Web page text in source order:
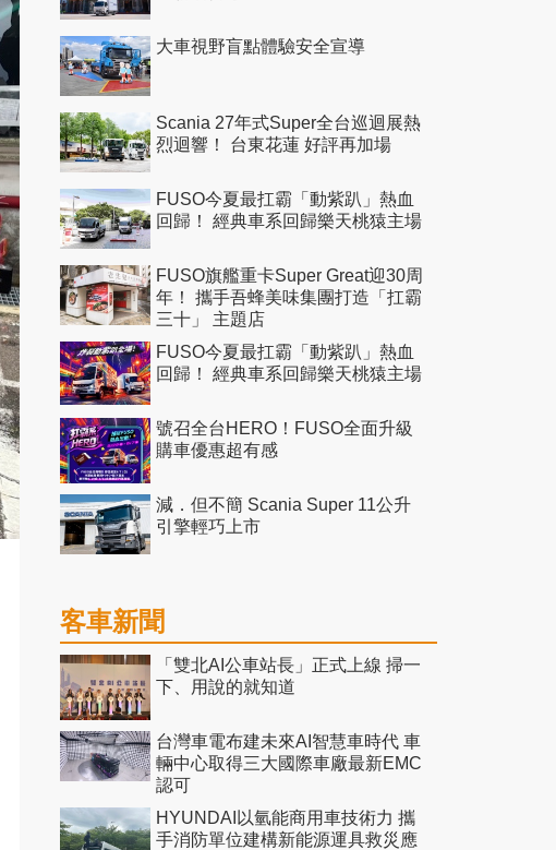
大車視野盲點體驗安全宣導
Scania 27年式Super全台巡迴展熱
烈迴響！ 台東花蓮 好評再加場
FUSO今夏最扛霸「動紫趴」熱血
回歸！ 經典車系回歸樂天桃猿主場
FUSO旗艦重卡Super Great迎30周
年！ 攜手吾蜂美味集團打造「扛霸
三十」 主題店
FUSO今夏最扛霸「動紫趴」熱血
回歸！ 經典車系回歸樂天桃猿主場
號召全台HERO！FUSO全面升級
購車優惠超有感
減．但不簡 Scania Super 11公升
引擎輕巧上市
客車新聞
「雙北AI公車站長」正式上線 掃一
下、用說的就知道
台灣車電布建未來AI智慧車時代 車
輛中心取得三大國際車廠最新EMC
認可
HYUNDAI以氫能商用車技術力 攜
手消防單位建構新能源運具救災應